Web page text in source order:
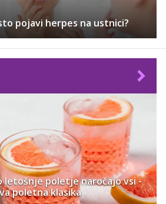
pojavi herpes na ustnici?
letošnje poletje naročajo vsi -
poletna klasika